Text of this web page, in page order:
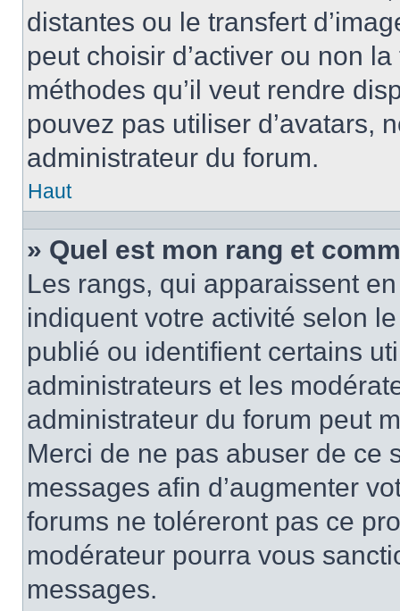
distantes ou le transfert
peut choisir d’activer ou non
méthodes qu’il veut rendre
pouvez pas utiliser d’avatars,
administrateur du forum.
Haut
» Quel est mon rang et
Les rangs, qui apparaissent
indiquent votre activité selon
publié ou identifient certains
administrateurs et les
administrateur du forum peut
Merci de ne pas abuser de ce
messages afin d’augmenter
forums ne toléreront pas ce
modérateur pourra vous
messages.